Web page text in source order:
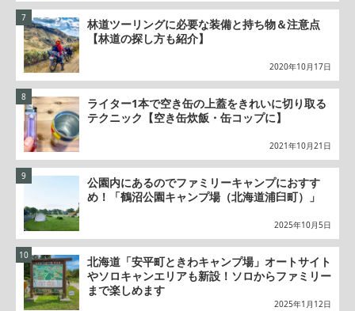
林道ツーリングに必要な装備と持ち物＆注意点
【林道の探し方も紹介】
2020年10月17日
ライター1本で空き缶の上蓋をきれいに切り取る
テクニック【空き缶炊飯・缶コップに】
2021年10月21日
公園内にあるのでファミリーキャンプにおすす
め！「鶴沼公園キャンプ場（北海道浦臼町）」
2025年10月5日
北海道「安平町ときわキャンプ場」オートサイト
やソロキャンエリアも新設！ソロからファミリー
まで楽しめます
2025年1月12日